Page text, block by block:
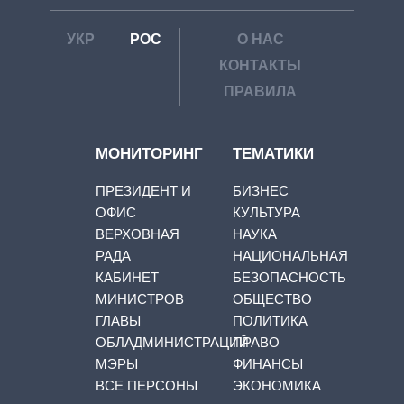
УКР РОС
О НАС
КОНТАКТЫ
ПРАВИЛА
МОНИТОРИНГ
ПРЕЗИДЕНТ И
ОФИС
ВЕРХОВНАЯ
РАДА
КАБИНЕТ
МИНИСТРОВ
ГЛАВЫ
ОБЛАДМИНИСТРАЦИЙ
МЭРЫ
ВСЕ ПЕРСОНЫ
ТЕМАТИКИ
БИЗНЕС
КУЛЬТУРА
НАУКА
НАЦИОНАЛЬНАЯ
БЕЗОПАСНОСТЬ
ОБЩЕСТВО
ПОЛИТИКА
ПРАВО
ФИНАНСЫ
ЭКОНОМИКА